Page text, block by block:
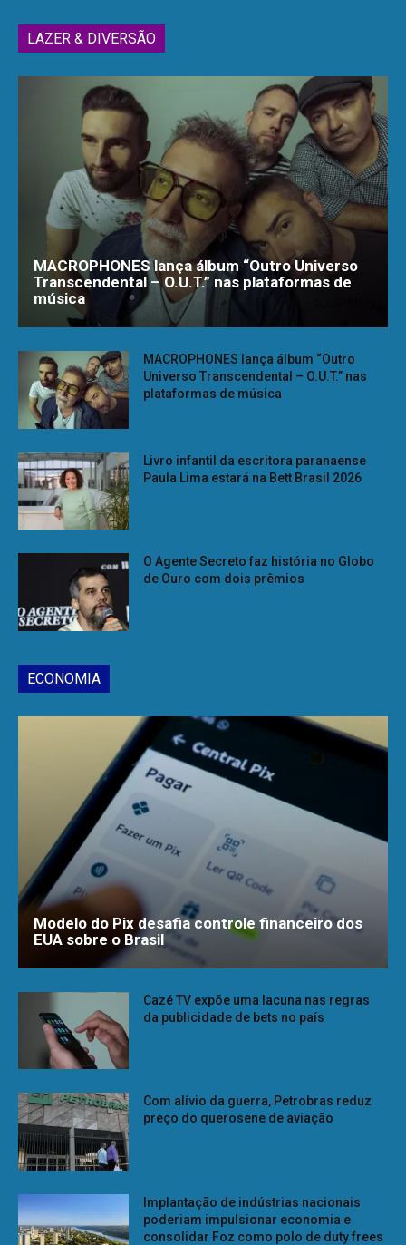
LAZER & DIVERSÃO
MACROPHONES lança álbum “Outro Universo
Transcendental – O.U.T.” nas plataformas de
música
MACROPHONES lança álbum “Outro
Universo Transcendental – O.U.T.” nas
plataformas de música
Livro infantil da escritora paranaense
Paula Lima estará na Bett Brasil 2026
O Agente Secreto faz história no Globo
de Ouro com dois prêmios
ECONOMIA
Modelo do Pix desafia controle financeiro dos
EUA sobre o Brasil
Cazé TV expõe uma lacuna nas regras
da publicidade de bets no país
Com alívio da guerra, Petrobras reduz
preço do querosene de aviação
Implantação de indústrias nacionais
poderiam impulsionar economia e
consolidar Foz como polo de duty frees